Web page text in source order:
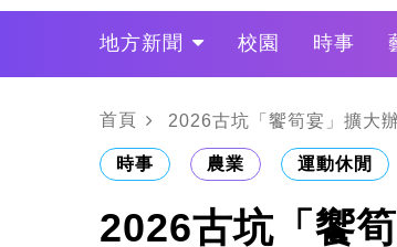
地方新聞 校園 時事
政治
財經 LO叩敲敲門
首頁 2026古坑「饗筍宴」擴大
時事 農業 運動休閒
2026古坑「饗